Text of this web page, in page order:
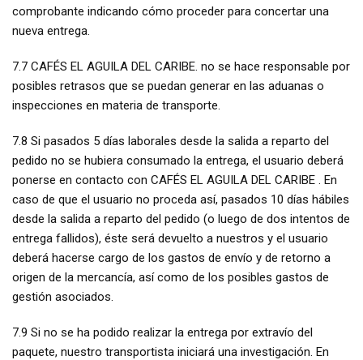
comprobante indicando cómo proceder para concertar una
nueva entrega.
7.7 CAFÉS EL AGUILA DEL CARIBE. no se hace responsable por
posibles retrasos que se puedan generar en las aduanas o
inspecciones en materia de transporte.
7.8 Si pasados 5 días laborales desde la salida a reparto del
pedido no se hubiera consumado la entrega, el usuario deberá
ponerse en contacto con CAFÉS EL AGUILA DEL CARIBE . En
caso de que el usuario no proceda así, pasados 10 días hábiles
desde la salida a reparto del pedido (o luego de dos intentos de
entrega fallidos), éste será devuelto a nuestros y el usuario
deberá hacerse cargo de los gastos de envío y de retorno a
origen de la mercancía, así como de los posibles gastos de
gestión asociados.
7.9 Si no se ha podido realizar la entrega por extravío del
paquete, nuestro transportista iniciará una investigación. En